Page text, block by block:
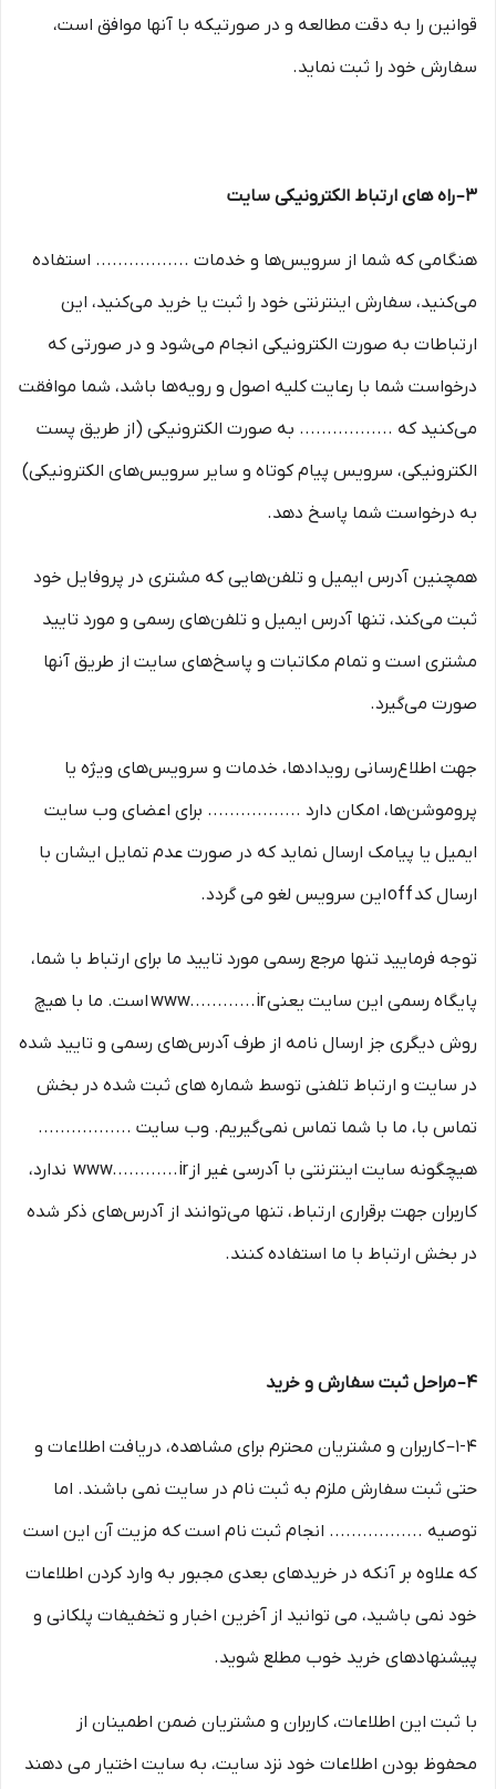
قوانین را به دقت مطالعه و در صورتیکه با آنها موافق است،
سفارش خود را ثبت نماید.
۳– راه های ارتباط الکترونیکی سایت
هنگامی که شما از سرویس‌‏ها و خدمات ................. استفاده
می‏‌کنید، سفارش اینترنتی خود را ثبت یا خرید می‏‌کنید، این
ارتباطات به صورت الکترونیکی انجام می‏‌شود و در صورتی که
درخواست شما با رعایت کلیه اصول و رویه‏‌ها باشد، شما موافقت
می‌‏کنید که ................. به صورت الکترونیکی (از طریق پست
الکترونیکی، سرویس پیام کوتاه و سایر سرویس‌های الکترونیکی)
به درخواست شما پاسخ دهد.
همچنین آدرس ایمیل و تلفن‌هایی که مشتری در پروفایل خود
ثبت می‌کند، تنها آدرس ایمیل و تلفن‌های رسمی و مورد تایید
مشتری است و تمام مکاتبات و پاسخ‌های سایت از طریق آنها
صورت می‌گیرد.
جهت اطلاع‌رسانی رویدادها، خدمات و سرویس‌های ویژه یا
پروموشن‌ها، امکان دارد ................. برای اعضای وب سایت
ایمیل یا پیامک ارسال نماید که در صورت عدم تمایل ایشان با
ارسال کد off این سرویس لغو می گردد.
توجه فرمایید تنها مرجع رسمی مورد تایید ما برای ارتباط با شما،
پایگاه رسمی این سایت یعنی www............ir است. ما با هیچ
روش دیگری جز ارسال نامه از طرف آدرس‏‌های رسمی و تایید شده
در سایت و ارتباط تلفنی توسط شماره های ثبت شده در بخش
تماس با، ما با شما تماس نمی‌‏گیریم. وب سایت .................
هیچگونه سایت اینترنتی با آدرسی غیر از www............ir ندارد،
کاربران جهت برقراری ارتباط، تنها می‏‌توانند از آدرس‌‏های ذکر شده
در بخش ارتباط با ما استفاده کنند.
۴– مراحل ثبت سفارش و خرید
1-۴– کاربران و مشتریان محترم برای مشاهده، دریافت اطلاعات و
حتی ثبت سفارش ملزم به ثبت نام در سایت نمی باشند. اما
توصیه ................. انجام ثبت نام است که مزیت آن این است
که علاوه بر آنکه در خریدهای بعدی مجبور به وارد کردن اطلاعات
خود نمی باشید، می توانید از آخرین اخبار و تخفیفات پلکانی و
پیشنهادهای خرید خوب مطلع شوید.
با ثبت این اطلاعات، کاربران و مشتریان ضمن اطمینان از
محفوظ بودن اطلاعات خود نزد سایت، به سایت اختیار می دهند